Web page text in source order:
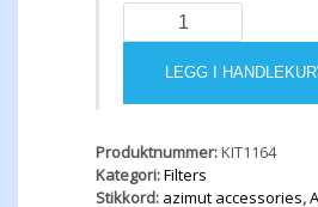
GUIDI
SS
impurity
gatherer
"U"-
shaped
profile
LEGG I
Produktnummer:KIT1164
Kategori:Filters
Stikkord: azimut accessories,